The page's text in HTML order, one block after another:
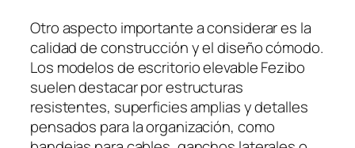
Otro aspecto importante a considerar es la
calidad de construcción y el diseño cómodo.
Los modelos de escritorio elevable Fezibo
suelen destacar por estructuras
resistentes, superficies amplias y detalles
pensados para la organización, como